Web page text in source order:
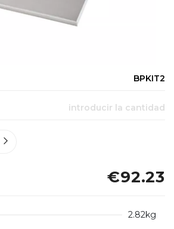
BPKIT2
introducir la cantidad
€92.23
2.82kg